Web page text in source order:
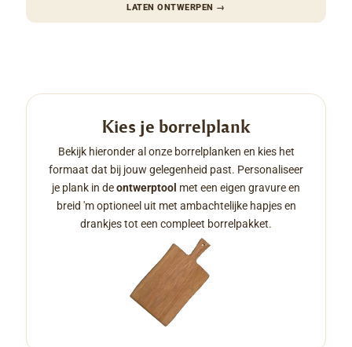
LATEN ONTWERPEN →
Kies je borrelplank
Bekijk hieronder al onze borrelplanken en kies het
formaat dat bij jouw gelegenheid past. Personaliseer
je plank in deontwerptool met een eigen gravure en
breid 'm optioneel uit met ambachtelijke hapjes en
drankjes tot een compleet borrelpakket.